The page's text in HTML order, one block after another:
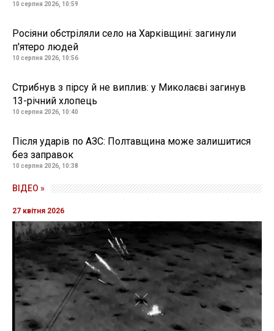
10 серпня 2026, 10:59
Росіяни обстріляли село на Харківщині: загинули
п'ятеро людей
10 серпня 2026, 10:56
Стрибнув з пірсу й не виплив: у Миколаєві загинув
13-річний хлопець
10 серпня 2026, 10:40
Після ударів по АЗС: Полтавщина може залишитися
без заправок
10 серпня 2026, 10:38
ВІДЕО »
27 квітня 2026